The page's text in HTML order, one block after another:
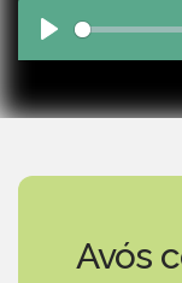
Play
Avós